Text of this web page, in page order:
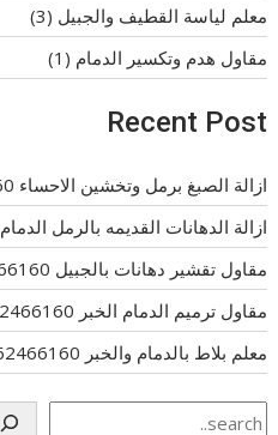
معلم لياسة القطيف والجبيل (3)
مقاول هدم وتكسير الدمام (1)
Recent Post
ازالة الصبغ برمل وتخشين الاحساء 0562466160
ازالة الدهانات القديمه بالرمل الدمام 0562466160
مقاول تقشير دهانات بالجبيل 0562466160
مقاول ترميم الدمام الخبر 0562466160
معلم بلاط بالدمام والخبر 0562466160
Search